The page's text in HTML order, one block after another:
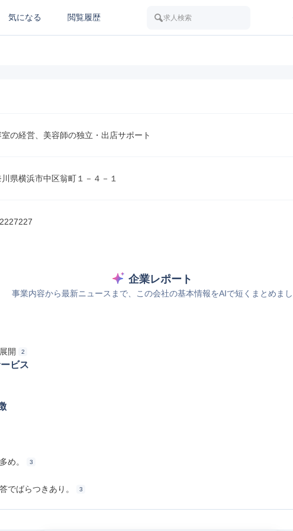
気になる 閲覧履歴 求人検索
室の経営、美容師の独立・出店サポート
県横浜市中区翁町１－４－１
企業レポート
事業内容から最新ニュースまで、この会社の基本情報をAIで短くまとめま
開 2
ビス
め。
3
でばらつきあり。
3